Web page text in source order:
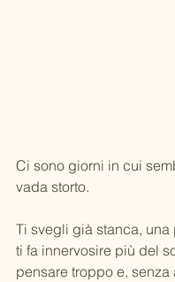
Ci sono giorni in cui
vada storto.
Ti svegli già stanca,
ti fa innervosire più del
pensare troppo e, senza